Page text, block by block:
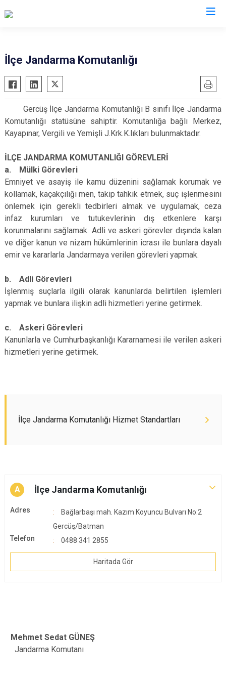
Beşiri
Gercüş
Hasankeyf
Kozluk
İlçe Jandarma Komutanlığı
Gercüş İlçe Jandarma Komutanlığı B sınıfı İlçe Jandarma
Komutanlığı statüsüne sahiptir. Komutanlığa bağlı Merkez,
Kayapınar, Vergili ve Yemişli J.Krk.K.lıkları bulunmaktadır.
İLÇE JANDARMA KOMUTANLIĞI GÖREVLERİ
a. Mülki Görevleri
Emniyet ve asayiş ile kamu düzenini sağlamak korumak ve
kollamak, kaçakçılığı men, takip tahkik etmek, suç işlenmesini
önlemek için gerekli tedbirleri almak ve uygulamak, ceza
infaz kurumları ve tutukevlerinin dış etkenlere karşı
korunmalarını sağlamak. Adli ve askeri görevler dışında kalan
ve diğer kanun ve nizam hükümlerinin icrası ile bunlara dayalı
emir ve kararlarla Jandarmaya verilen görevleri yapmak.
b. Adli Görevleri
İşlenmiş suçlarla ilgili olarak kanunlarda belirtilen işlemleri
yapmak ve bunlara ilişkin adli hizmetleri yerine getirmek.
c. Askeri Görevleri
Kanunlarla ve Cumhurbaşkanlığı Kararnamesi ile verilen askeri
hizmetleri yerine getirmek.
İlçe Jandarma Komutanlığı Hizmet Standartları
A İlçe Jandarma Komutanlığı
Adres
Bağlarbaşı mah. Kazım Koyuncu Bulvarı No:2
Gercüş/Batman
Telefon
0488 341 2855
Haritada Gör
Mehmet Sedat GÜNEŞ
Jandarma Komutanı